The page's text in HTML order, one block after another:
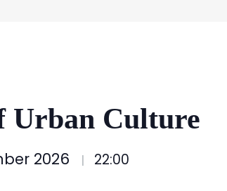
Urban Culture
2026 | 22:00